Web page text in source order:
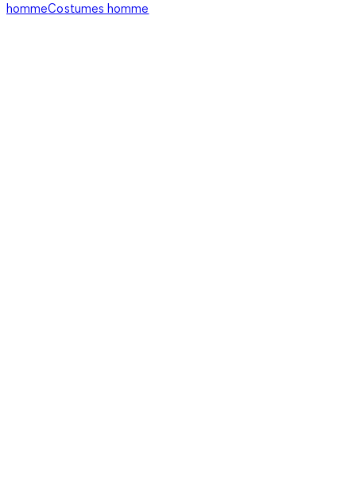
hommeCostumes homme